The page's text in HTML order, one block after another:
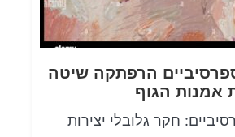
הרפתקה שיטה
אמנות הגוף
חקר גלובלי יצירות